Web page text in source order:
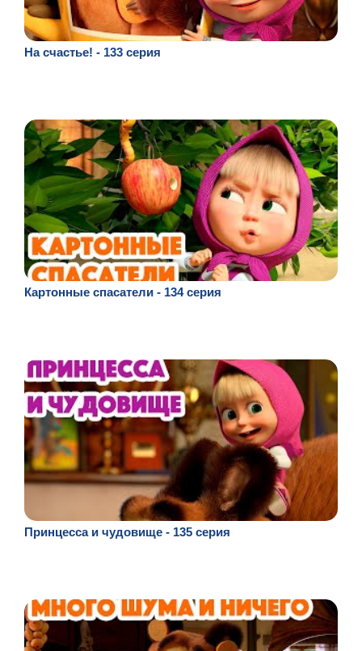
На счастье! - 133 серия
Картонные спасатели - 134 серия
Принцесса и чудовище - 135 серия